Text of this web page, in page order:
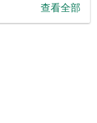
查看全部